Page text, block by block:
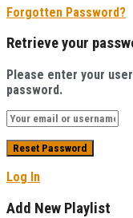
Forgotten Password?
Retrieve your
Please enter your
password.
Log In
Add New Playlist